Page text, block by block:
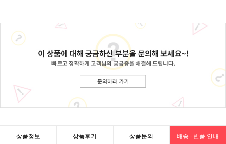
상품정보 상품후기 상품문의 배송 · 반품 안내